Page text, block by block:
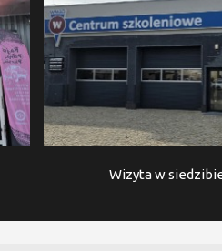
Wizyta w